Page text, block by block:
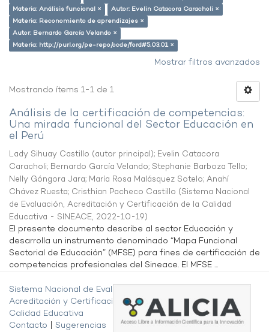
Materia: Análisis funcional ×
Autor: Evelin Catacora Caracholi ×
Materia: Reconomiento de aprendizajes ×
Autor: Bernardo García Velando ×
Materia: http://purl.org/pe-repo/ocde/ford#5.03.01 ×
Mostrar filtros avanzados
Mostrando ítems 1-1 de 1
Análisis de la certificación de competencias:
Una mirada funcional del Sector Educación en
el Perú
Lady Sihuay Castillo (autor principal); Evelin Catacora
Caracholi; Bernardo García Velando; Stephanie Barboza Tello;
Nelly Góngora Jara; María Rosa Malásquez Sotelo; Anahí
Chávez Ruesta; Cristhian Pacheco Castillo (Sistema Nacional
de Evaluación, Acreditación y Certificación de la Calidad
Educativa - SINEACE, 2022-10-19)
El presente documento describe al sector Educación y
desarrolla un instrumento denominado “Mapa Funcional
Sectorial de Educación” (MFSE) para fines de certificación de
competencias profesionales del Sineace. El MFSE ...
Sistema Nacional de Evaluación,
Acreditación y Certificación de la
Calidad Educativa
Contacto
Sugerencias